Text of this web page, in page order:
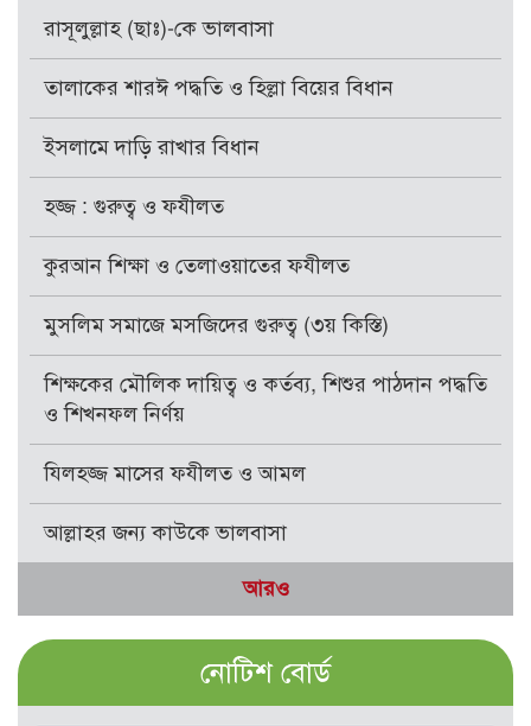
রাসূলুল্লাহ (ছাঃ)-কে ভালবাসা
তালাকের শারঈ পদ্ধতি ও হিল্লা বিয়ের বিধান
ইসলামে দাড়ি রাখার বিধান
হজ্জ : গুরুত্ব ও ফযীলত
কুরআন শিক্ষা ও তেলাওয়াতের ফযীলত
মুসলিম সমাজে মসজিদের গুরুত্ব (৩য় কিস্তি)
শিক্ষকের মৌলিক দায়িত্ব ও কর্তব্য, শিশুর পাঠদান পদ্ধতি
ও শিখনফল নির্ণয়
যিলহজ্জ মাসের ফযীলত ও আমল
আল্লাহর জন্য কাউকে ভালবাসা
আরও
নোটিশ বোর্ড